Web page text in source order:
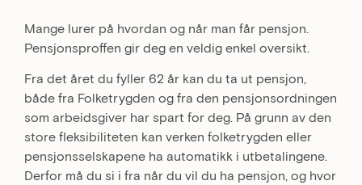
Mange lurer på hvordan og når man får pensjon.
Pensjonsproffen gir deg en veldig enkel oversikt.
Fra det året du fyller 62 år kan du ta ut pensjon,
både fra Folketrygden og fra den pensjonsordningen
som arbeidsgiver har spart for deg. På grunn av den
store fleksibiliteten kan verken folketrygden eller
pensjonsselskapene ha automatikk i utbetalingene.
Derfor må du si i fra når du vil du ha pensjon, og hvor